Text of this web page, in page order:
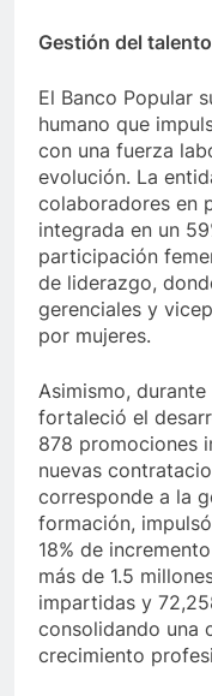
Gestión del
El Banco Popular
humano que
con una fuerza
evolución. La
colaboradores en
integrada en un
participación
de liderazgo,
gerenciales y
por mujeres.
Asimismo,
fortaleció el
878 promociones
nuevas
corresponde a la
formación,
18% de
más de 1.5
impartidas y
consolidando una
crecimiento